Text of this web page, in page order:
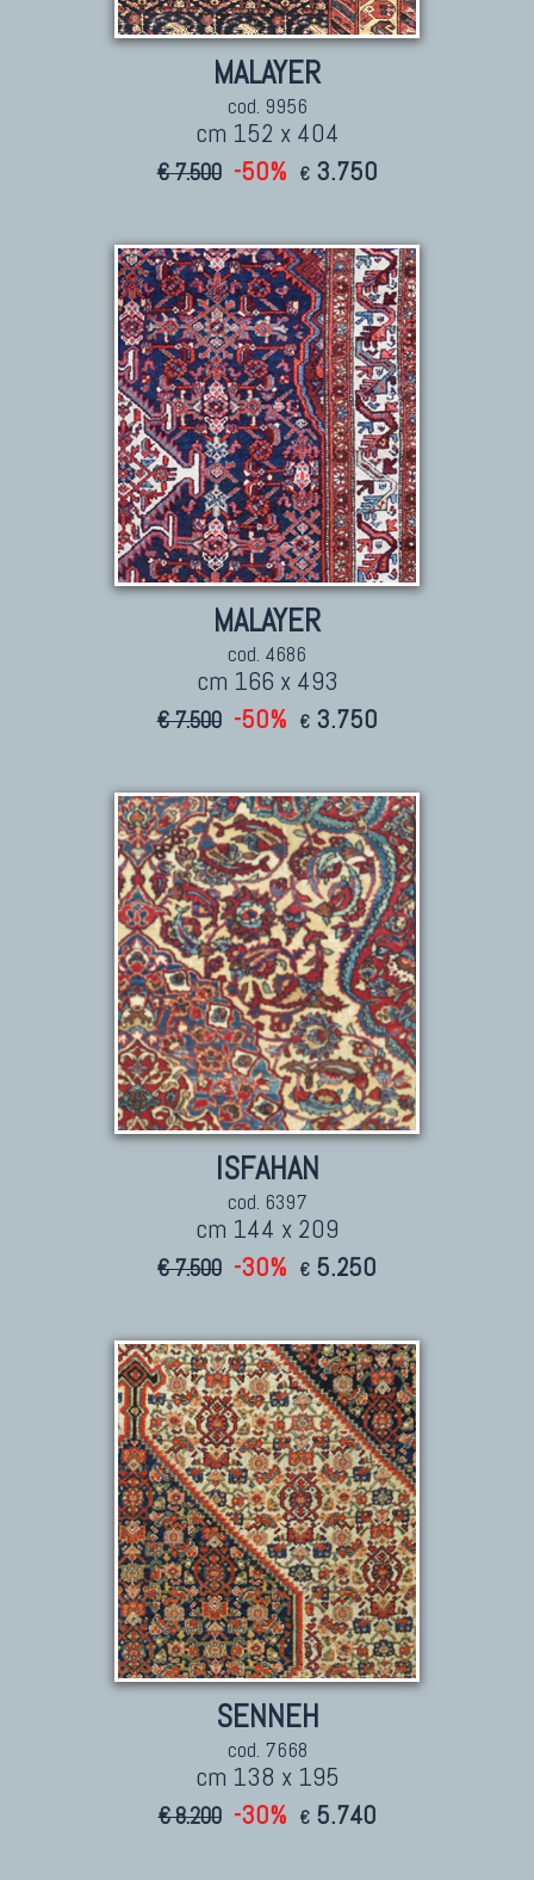
Tappeti Persiani Antichi
Tappeti Persiani Vecchi
Tappeti Persiani Nuovi
Tappeti Persiani Moderni
Collezione Hyderabad
Collezione Peshawar
Collezione Agra
TAPPETI CAUCASICI
Tappeti Caucasici Antichi: Kazak
Tappeti Caucasici Antichi: Karabagh
Tappeti Caucasici Antichi : Shirvan
Tappeti Caucasici Vecchi E Nuovi
TAPPETI ANTICHI DA COLLEZIONE
Tappeti Anatolici Antichi
Tappeti Cinesi Antichi
Tappeti Turcomanni Antichi
Tappeti Agra Antichi E Antica Asia
MALAYER
cod. 9956
cm 152 x 404
€ 7.500 -50% € 3.750
MALAYER
cod. 4686
cm 166 x 493
€ 7.500 -50% € 3.750
ISFAHAN
cod. 6397
cm 144 x 209
€ 7.500 -30% € 5.250
SENNEH
cod. 7668
cm 138 x 195
€ 8.200 -30% € 5.740